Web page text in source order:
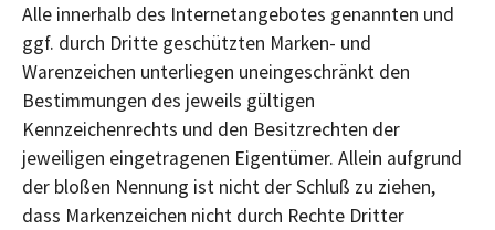
Alle innerhalb des Internetangebotes genannten und
ggf. durch Dritte geschützten Marken- und
Warenzeichen unterliegen uneingeschränkt den
Bestimmungen des jeweils gültigen
Kennzeichenrechts und den Besitzrechten der
jeweiligen eingetragenen Eigentümer. Allein aufgrund
der bloßen Nennung ist nicht der Schluß zu ziehen,
dass Markenzeichen nicht durch Rechte Dritter